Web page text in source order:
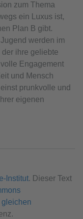
zum Thema
ein Luxus ist,
Plan B gibt.
werden im
ihre geliebte
Engagement
und Mensch
prunkvolle und
eigenen
Institut. Dieser Text